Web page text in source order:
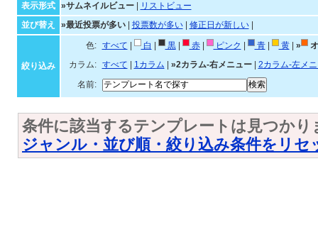
表示形式
»サムネイルビュー|
リストビュー
並び替え
»最近投票が多い| 投票数が多い| 修正日が新しい|
絞り込み
色: すべて 白 黒| 赤| ピンク 青| 黄| »
カラム:
すべて 1カラム »2カラム-右メニュー| 2カラム-左メ
名前:
条件に該当するテンプレートは見つかり
ジャンル・並び順・絞り込み条件をリセ